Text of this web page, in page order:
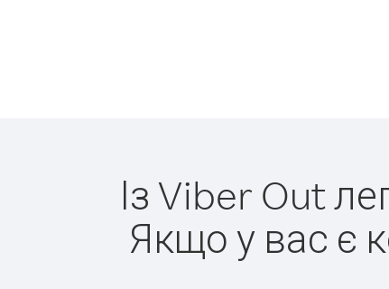
Із Viber Out
Якщо у вас є